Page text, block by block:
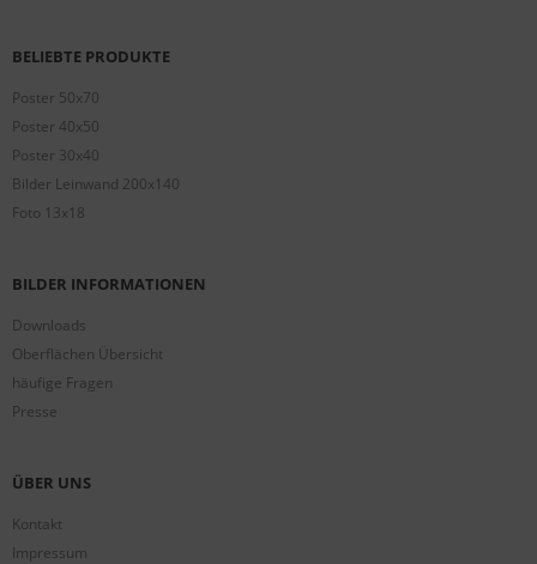
BELIEBTE PRODUKTE
Poster 50x70
Poster 40x50
Poster 30x40
Bilder Leinwand 200x140
Foto 13x18
BILDER INFORMATIONEN
Downloads
Oberflächen Übersicht
häufige Fragen
Presse
ÜBER UNS
Kontakt
Impressum